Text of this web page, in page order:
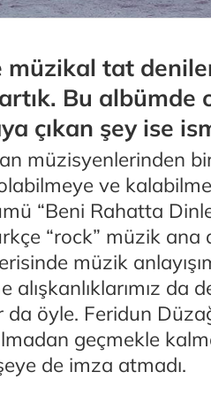
müzikal tat
Bu albümde
çıkan şey ise
müzisyenlerinden
ve
“Beni Rahatta
“rock” müzik ana
müzik
da
da öyle. Feridun
geçmekle
de imza atmadı.